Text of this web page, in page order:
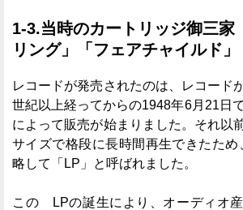
1-3.当時のカートリッジ御三家
リング」「フェアチャイルド」
レコードが発売されたのは、レコード
世紀以上経ってからの1948年6月21日
によって販売が始まりました。それ以
サイズで格段に長時間再生できたため
略して「LP」と呼ばれました。
この LPの誕生により、オーディオ